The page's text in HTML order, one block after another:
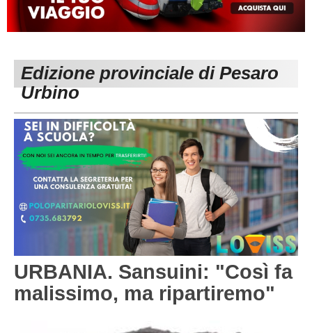
MACERATA
Carica la tua Rosa
ECCELLENZA
1^ CATEGORIA
3^ CATEGORIA
GIOVANILI
REGIONALI
Edizione provinciale di Pesaro
Urbino
URBANIA. Sansuini: "Così fa
malissimo, ma ripartiremo"